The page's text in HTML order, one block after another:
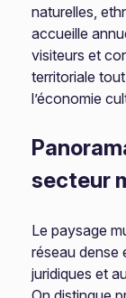
naturelles,
accueille
visiteurs et
territoriale
l’économie
secteur
Le paysage
réseau dense
juridiques et